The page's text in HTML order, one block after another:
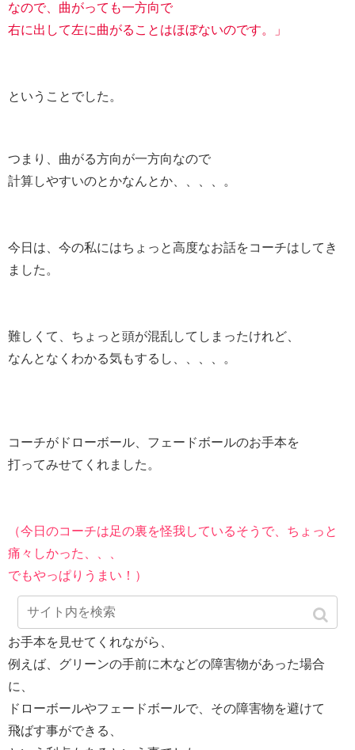
なので、曲がっても一方向で
右に出して左に曲がることはほぼないのです。」
ということでした。
つまり、曲がる方向が一方向なので
計算しやすいのとかなんとか、、、、。
今日は、今の私にはちょっと高度なお話をコーチはしてき
ました。
難しくて、ちょっと頭が混乱してしまったけれど、
なんとなくわかる気もするし、、、、。
コーチがドローボール、フェードボールのお手本を
打ってみせてくれました。
（今日のコーチは足の裏を怪我しているそうで、ちょっと
痛々しかった、、、
でもやっぱりうまい！）
お手本を見せてくれながら、
例えば、グリーンの手前に木などの障害物があった場合
に、
ドローボールやフェードボールで、その障害物を避けて
飛ばす事ができる、